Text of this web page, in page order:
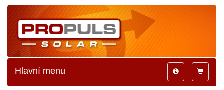
Toggle
Toggle
navigation
Hlavní menu